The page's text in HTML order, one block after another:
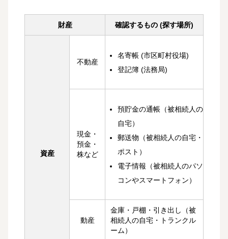
財産 確認するもの (探す場所)
資産
不動産
名寄帳 (市区町村役場)
登記簿 (法務局)
現金・
預金・
株など
預貯金の通帳（被相続人の
自宅）
郵送物（被相続人の自宅・
ポスト）
電子情報（被相続人のパソ
コンやスマートフォン）
動産
金庫・戸棚・引き出し（被
相続人の自宅・トランクル
ーム）